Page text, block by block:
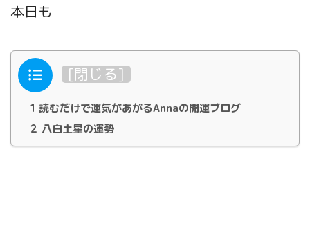
本日も
目次 [閉じる]
1 読むだけで運気があがるAnnaの開運ブログ
2 八白土星の運勢